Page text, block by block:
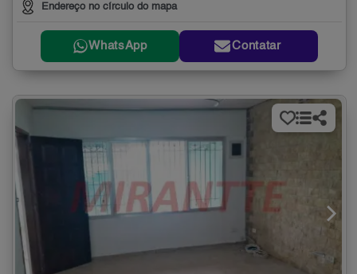
Endereço no círculo do mapa
WhatsApp Contatar